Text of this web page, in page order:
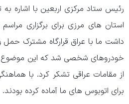
رئیس ستاد مرکزی اربعین با اشاره به
استان های مرزی برای برگزاری
داشت ما با عراق قرارگاه مشترک
خودروهای شخصی شد که این موضوع
برای اتوبوس های ما آماده کرده بودند.